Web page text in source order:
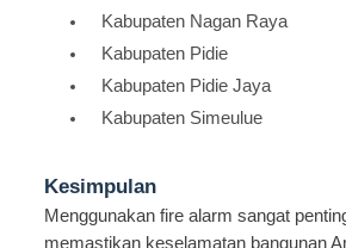
Kabupaten Nagan Raya
Kabupaten Pidie
Kabupaten Pidie Jaya
Kabupaten Simeulue
Kesimpulan
Menggunakan fire alarm sangat
memastikan keselamatan bangunan